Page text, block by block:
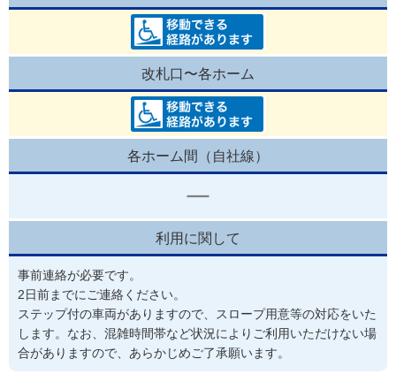
改札口〜各ホーム
各ホーム間（自社線）
利用に関して
事前連絡が必要です。
2日前までにご連絡ください。
ステップ付の車両がありますので、スロープ用意等の対応をいた
します。なお、混雑時間帯など状況によりご利用いただけない場
合がありますので、あらかじめご了承願います。